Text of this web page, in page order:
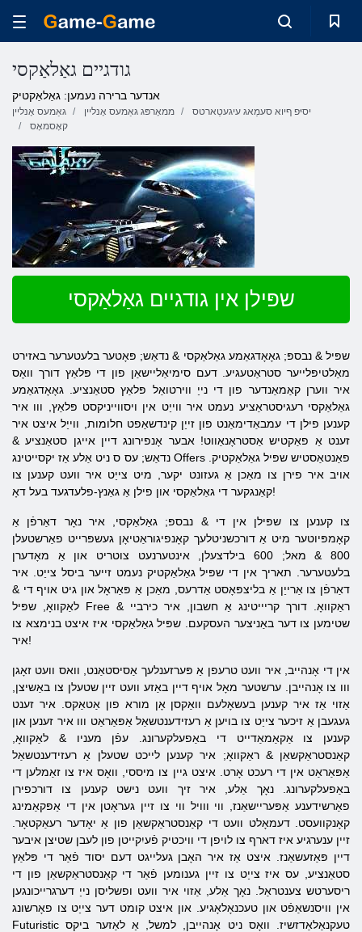
גודגיים גאַלאַקסי
אנדער ברירה נעמען: גאַלאַקטיק
גאַמעס אָנליין ממאָרפּג גאַמעס אָנליין
יסיּפ ףיוא סעמַאג עיגעטַארטס
קאָסמאָס
שפּילן אין גודגיים גאַלאַקסי
שפּיל & נבספּ; גאָאָדגאַמע גאַלאַקסי & נדאַש; פּאָטער בלעטערער באזירט
מאַלטיפּלייער סטראַטעגיע. דעם סימיאַליישאַן פון די פּלאַץ דורך וואָס
איר ווערן קאַמאַנדער פון די נייַ ווירטואַל פּלאַץ סטאַנציע. גאָאָדגאַמע
גאַלאַקסי רעגיסטראַציע נעמט איר ווייַט אין ויסווייניקסט פּלאַץ, ווו איר
קענען פילן די עמבאַדימאַנט פון זייַן קינדשאַפט חלומות, ווייַל איצט איר
זענט אַ פאַקטיש אַסטראָנאַווט! אבער אָנפירונג דיין אייגן סטאַנציע &
נדאַש; עס ס ניט אַלע אַז יקסייטינג Offers פאַנטאַסטיש שפּיל גאַלאַקטיק.
אויב איר פירן צו מאַכן אַ געזונט יקער, מיט צייַט איר וועט קענען צו
קאַנגקער די גאַלאַקסי און פילן אַ גאַנץ-פלעדגעד בעל דאָ!
צו קענען צו שפּילן אין די & נבספּ; גאַלאַקסי, איר נאָר דאַרפֿן אַ
קאָמפּיוטער מיט אַ דורכשניטלעך קאָנפיגוראַטיאָן געשפּרייט פאַרשטעלן
800 & מאל; 600 בילדצעלן, אינטערנעט צוטריט און אַ מאָדערן
בלעטערער. תאריך אין די שפּיל גאַלאַקטיק נעמט זייער ביסל צייַט. איר
דאַרפֿן צו אַרייַן אַ בליצפּאָסט אַדרעס, מאַכן אַ פּאַראָל און גיט אויף די &
לאַקוואָ, שפּיל Free & ראַקוואָ. דורך קריייטינג אַ חשבון, איר כירביי
שטימען צו דער באַניצער העסקעם. שפּיל גאַלאַקסי איז איצט בנימצא צו
איר!
אין די אָנהייב, איר וועט טרעפן אַ פּערזענלעך אַסיסטאַנט, וואס וועט זאָגן
ווו צו אָנהייבן. ערשטער מאָל אויף דיין באַזע וועט זיין שטעלן צו באַשיצן,
אַזוי אַז איר קענען בעשאָלעם וואַקסן אָן מורא פון אַטאַקס. איר זענט
געגעבן אַ זיכער צייַט צו בויען אַ רעזידענטשאַל אַפּאַראַט ווו איר זענען און
קענען צו אַקאַמאַדייט די באַפעלקערונג. עפֿן מעניו & לאַקוואָ,
קאַנסטראַקשאַן & ראַקוואָ; איר קענען לייכט שטעלן אַ רעזידענטשאַל
אַפּאַראַט אין די רעכט אָרט. איצט גיין צו מיססי, וואָס איז צו זאַמלען די
באַפעלקערונג. נאָך אַלע, איר זיך וועט נישט קענען צו דורכפירן
פאַרשידענע אַפּעריישאַנז, ווי ווויל ווי צו זיין געראָטן אין די אַפּקאַמינג
קאָנקוועסט. דעמאָלט וועט די קאַנסטראַקשאַן פון אַ יאָדער רעאַקטאָר.
זיין ענערגיע איז דארף צו לויפן די וויכטיק פֿעיִקייטן פון לעבן שטיצן איבער
דיין פּאַזעשאַנז. איצט אַז איר האָבן געלייגט דעם יסוד פֿאַר די פּלאַץ
סטאַנציע, עס איז צייַט צו זיין גענומען פֿאַר די קאַנסטראַקשאַן פון די
ריסערטש צענטראַל. נאָך אַלע, אַזוי איר וועט ופשליסן נייַ דערגרייכונגען
אין וויסנשאַפֿט און טעכנאָלאָגיע. און איצט קומט דער צייַט צו פאָרשונג
Futuristic טעקנאַלאַדזשיז. וואָס ניט אָנהייבן, למשל, אַ לאַזער ביקס